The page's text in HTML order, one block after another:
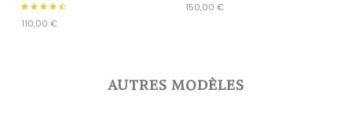
110,00 €
150,00 €
AUTRES MODÈLES